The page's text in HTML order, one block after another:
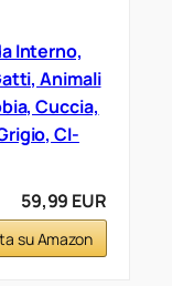
Interno,
Animali
Cuccia,
CI-
59,99 EUR
su Amazon